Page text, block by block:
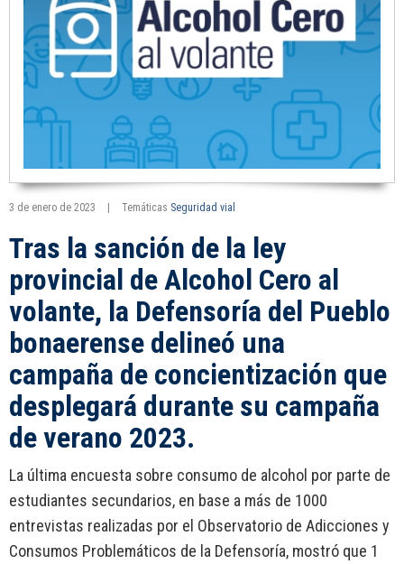
3 de enero de 2023 Temáticas Seguridad vial
Tras la sanción de la ley
provincial de Alcohol Cero al
volante, la Defensoría del Pueblo
bonaerense delineó una
campaña de concientización que
desplegará durante su campaña
de verano 2023.
La última encuesta sobre consumo de alcohol por parte de
estudiantes secundarios, en base a más de 1000
entrevistas realizadas por el Observatorio de Adicciones y
Consumos Problemáticos de la Defensoría, mostró que 1